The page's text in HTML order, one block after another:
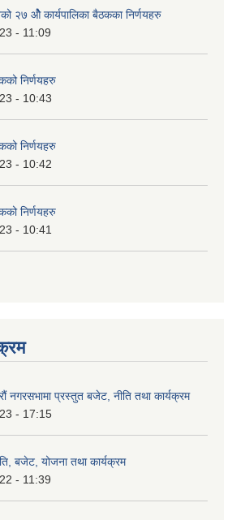
२७ ‌‍‌ओेै कार्यपालिका बैठकका निर्णयहरु
- 11:09
निर्णयहरु
- 10:43
निर्णयहरु
- 10:42
निर्णयहरु
- 10:41
प्रस्तुत बजेट, नीति तथा कार्यक्रम
- 17:15
बजेट, योजना तथा कार्यक्रम
- 11:39